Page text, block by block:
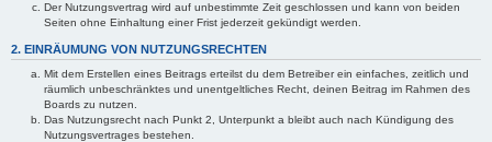
Der Nutzungsvertrag wird auf unbestimmte Zeit geschlossen und kann von beiden
Seiten ohne Einhaltung einer Frist jederzeit gekündigt werden.
2. EINRÄUMUNG VON NUTZUNGSRECHTEN
Mit dem Erstellen eines Beitrags erteilst du dem Betreiber ein einfaches, zeitlich und
räumlich unbeschränktes und unentgeltliches Recht, deinen Beitrag im Rahmen des
Boards zu nutzen.
Das Nutzungsrecht nach Punkt 2, Unterpunkt a bleibt auch nach Kündigung des
Nutzungsvertrages bestehen.